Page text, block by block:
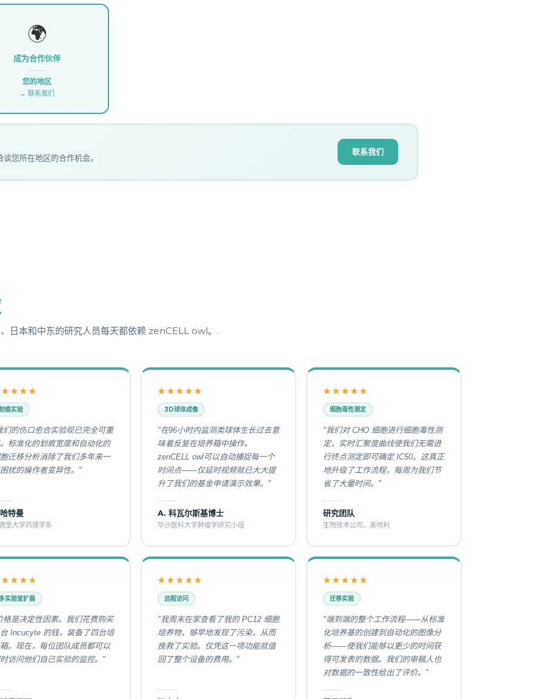
🌍
成为合作伙伴
您的地区
→ 联系我们
您所在地区的合作机会。.
联系我们
日本和中东的研究人员每天都依赖 zenCELL owl。.
痕实验
们的伤口愈合实验现已完全可重
标准化的划痕宽度和自动化的
迁移分析消除了我们多年来一
扰的操作者变异性。"
特曼
堡大学药理学系
★★★★★
3D球体成像
"在96小时内监测类球体生长过去意
味着反复在培养箱中操作。
zenCELL owl可以自动捕捉每一个
时间点——仅延时视频就已大大提
升了我们的基金申请演示效果。"
A. 科瓦尔斯基博士
华沙医科大学肿瘤学研究小组
★★★★★
细胞毒性测定
"我们对 CHO 细胞进行细胞毒性测
定，实时汇聚度曲线使我们无需进
行终点测定即可确定 IC50。这真正
地升级了工作流程，每周为我们节
省了大量时间。"
研究团队
生物技术公司，奥地利
实验室扩展
格是决定性因素。我们花费购买
Incucyte 的钱，装备了四台培
。现在，每位团队成员都可以
访问他们自己实验的监控。"
★★★★★
远程访问
"我周末在家查看了我的 PC12 细胞
培养物，够早地发现了污染，从而
挽救了实验。仅凭这一项功能就值
回了整个设备的费用。"
★★★★★
迁移实验
"端到端的整个工作流程——从标准
化培养基的创建到自动化的图像分
析——使我们能够以更少的时间获
得可发表的数据。我们的审稿人也
对数据的一致性给出了评价。"